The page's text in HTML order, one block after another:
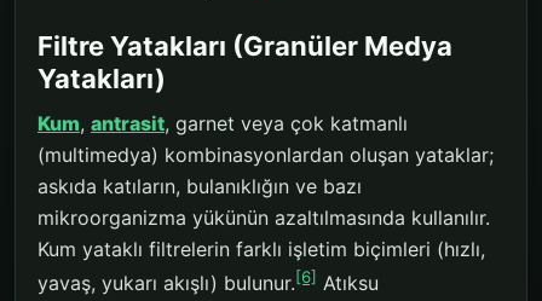
Filtre Yatakları (Granüler Medya
Yatakları)
Kum, antrasit, garnet veya çok katmanlı
(multimedya) kombinasyonlardan oluşan yataklar;
askıda katıların, bulanıklığın ve bazı
mikroorganizma yükünün azaltılmasında kullanılır.
Kum yataklı filtrelerin farklı işletim biçimleri (hızlı,
yavaş, yukarı akışlı) bulunur.[6] Atıksu